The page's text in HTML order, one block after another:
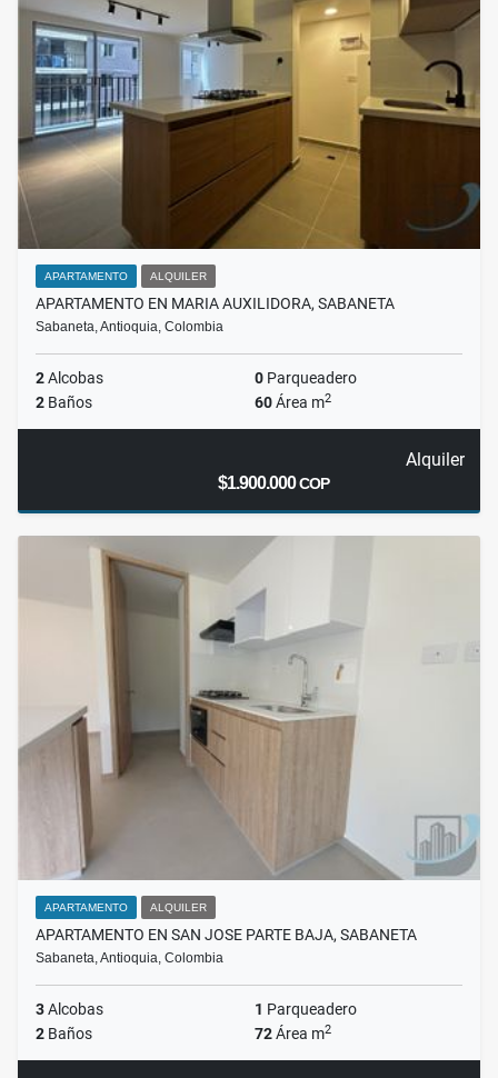
APARTAMENTO ALQUILER
APARTAMENTO EN MARIA AUXILIDORA, SABANETA
Sabaneta, Antioquia, Colombia
2Alcobas 0 Parqueadero
2 Baños 60Área m2
Alquiler
$1.900.000COP
APARTAMENTO ALQUILER
APARTAMENTO EN SAN JOSE PARTE BAJA, SABANETA
Sabaneta, Antioquia, Colombia
3Alcobas 1 Parqueadero
2 Baños 72Área m2